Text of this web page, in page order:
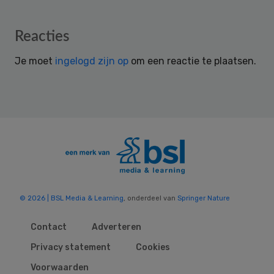
Reader
Reacties
Je moet ingelogd zijn op om een reactie te plaatsen.
© 2026 | BSL Media & Learning, onderdeel van Springer Nature
Contact
Adverteren
Privacy statement
Cookies
Voorwaarden